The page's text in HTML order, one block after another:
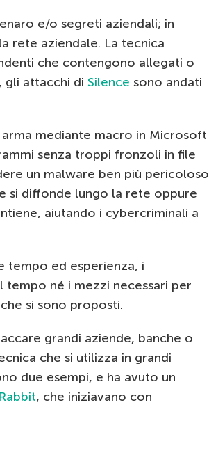
e/o segreti aziendali; in
rete aziendale. La tecnica
che contengono allegati o
gli attacchi di Silence sono andati
mediante macro in Microsoft
senza troppi fronzoli in file
un malware ben più pericoloso
si diffonde lungo la rete oppure
aiutando i cybercriminali a
tempo ed esperienza, i
né i mezzi necessari per
si sono proposti.
grandi aziende, banche o
che si utilizza in grandi
due esempi, e ha avuto un
, che iniziavano con